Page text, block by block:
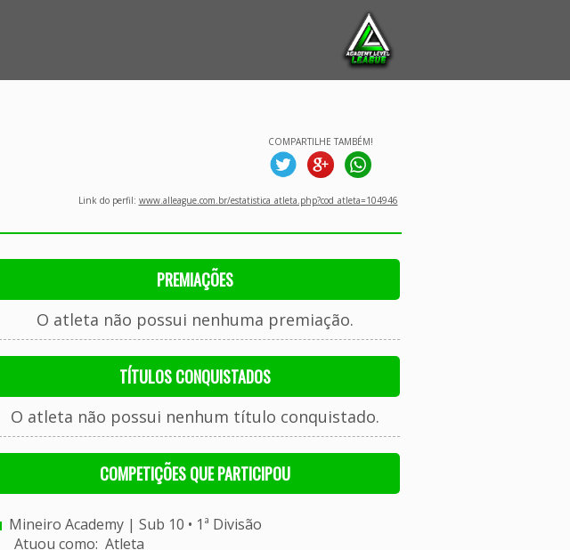
COMPARTILHE TAMBÉM!
Link do perfil: www.alleague.com.br/estatistica_atleta.php?cod_atleta=104946
PREMIAÇÕES
O atleta não possui nenhuma premiação.
TÍTULOS CONQUISTADOS
O atleta não possui nenhum título conquistado.
COMPETIÇÕES QUE PARTICIPOU
Mineiro Academy | Sub 10 • 1ª Divisão
Atuou como: Atleta